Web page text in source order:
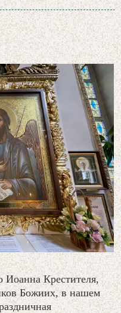
Иоанна Крестителя,
Божиих, в нашем